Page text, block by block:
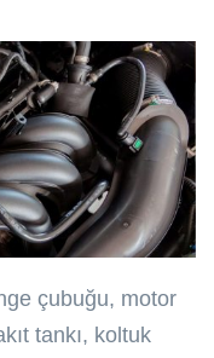
çubuğu, motor
tankı, koltuk